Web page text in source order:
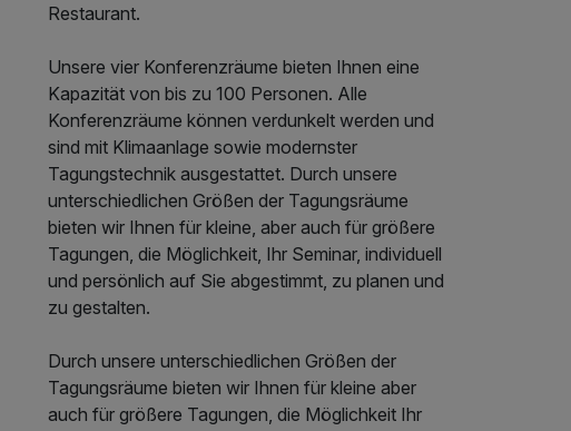
Restaurant.
Unsere vier Konferenzräume bieten Ihnen eine
Kapazität von bis zu 100 Personen. Alle
Konferenzräume können verdunkelt werden und
sind mit Klimaanlage sowie modernster
Tagungstechnik ausgestattet. Durch unsere
unterschiedlichen Größen der Tagungsräume
bieten wir Ihnen für kleine, aber auch für größere
Tagungen, die Möglichkeit, Ihr Seminar, individuell
und persönlich auf Sie abgestimmt, zu planen und
zu gestalten.
Durch unsere unterschiedlichen Größen der
Tagungsräume bieten wir Ihnen für kleine aber
auch für größere Tagungen, die Möglichkeit Ihr